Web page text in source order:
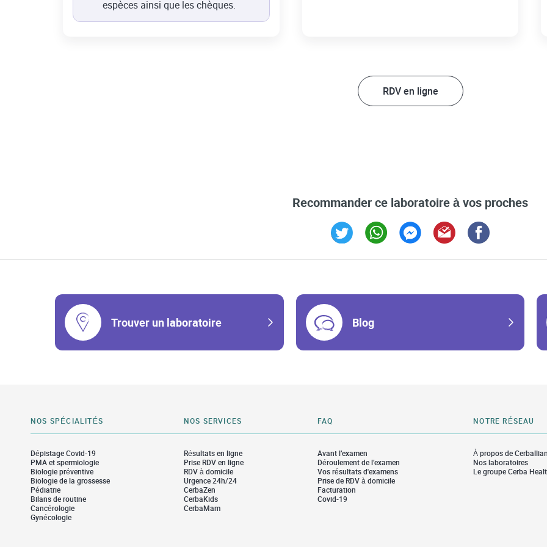
espèces ainsi que les chèques.
RDV en ligne
Recommander ce laboratoire à vos proches
Trouver un laboratoire Blog
NOS SPÉCIALITÉS
Dépistage Covid-19
PMA et spermiologie
Biologie préventive
Biologie de la grossesse
Pédiatrie
Bilans de routine
Cancérologie
Gynécologie
NOS SERVICES
Résultats en ligne
Prise RDV en ligne
RDV à domicile
Urgence 24h/24
CerbaZen
CerbaKids
CerbaMam
FAQ
Avant l’examen
Déroulement de l’examen
Vos résultats d'examens
Prise de RDV à domicile
Facturation
Covid-19
NOTRE RÉSEAU
À propos de
Nos laboratoires
Le groupe Cerba